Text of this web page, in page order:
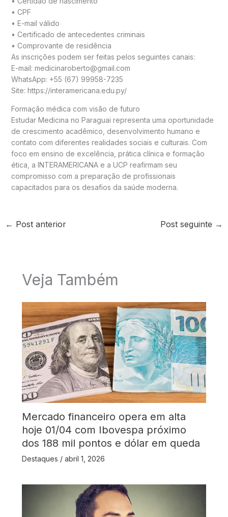
• CPF
• E-mail válido
• Certificado de antecedentes criminais
• Comprovante de residência
As inscrições podem ser feitas pelos seguintes canais:
E-mail: medicinaroberto@gmail.com
WhatsApp: +55 (67) 99958-7235
Site: https://interamericana.edu.py/
Formação médica com visão de futuro
Estudar Medicina no Paraguai representa uma oportunidade
de crescimento acadêmico, desenvolvimento humano e
contato com diferentes realidades sociais e culturais. Com
foco em ensino de excelência, prática clínica e formação
ética, a INTERAMERICANA e a UCP reafirmam seu
compromisso com a preparação de profissionais
capacitados para os desafios da saúde moderna.
← Post anterior Post seguinte →
Veja Também
Mercado financeiro opera em alta
hoje 01/04 com Ibovespa próximo
dos 188 mil pontos e dólar em queda
Destaques / abril 1, 2026